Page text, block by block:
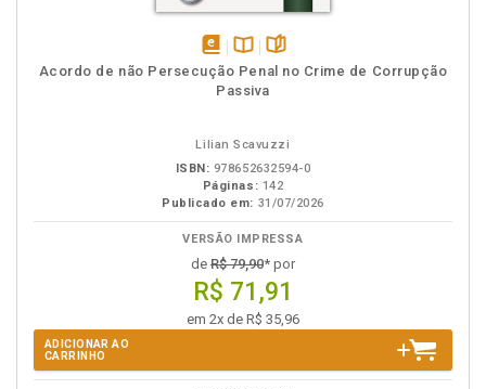
disponível
em
Disponível
na
páginas
Acordo de não Persecução Penal no Crime de Corrupção
Passiva
Lilian Scavuzzi
ISBN: 978652632594-0
Páginas: 142
Publicado em: 31/07/2026
VERSÃO IMPRESSA
de R$ 79,90* por
R$ 71,91
em 2x de R$ 35,96
ADICIONAR AO
CARRINHO